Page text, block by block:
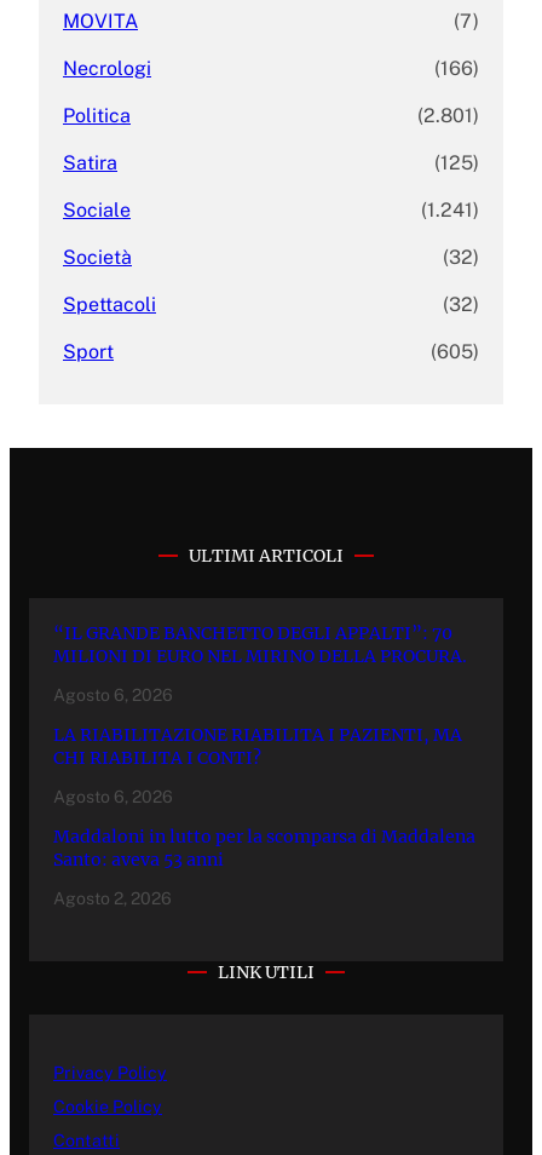
MOVITA (7)
Necrologi (166)
Politica (2.801)
Satira (125)
Sociale (1.241)
Società (32)
Spettacoli (32)
Sport (605)
ULTIMI ARTICOLI
“IL GRANDE BANCHETTO DEGLI APPALTI”: 70
MILIONI DI EURO NEL MIRINO DELLA PROCURA.
Agosto 6, 2026
LA RIABILITAZIONE RIABILITA I PAZIENTI, MA
CHI RIABILITA I CONTI?
Agosto 6, 2026
Maddaloni in lutto per la scomparsa di Maddalena
Santo: aveva 53 anni
Agosto 2, 2026
LINK UTILI
Privacy Policy
Cookie Policy
Contatti